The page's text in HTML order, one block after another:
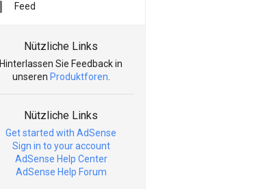
Feed
Nützliche Links
Hinterlassen Sie Feedback in
unseren Produktforen
Nützliche Links
Get started with AdSense
Sign in to your account
AdSense Help Center
AdSense Help Forum